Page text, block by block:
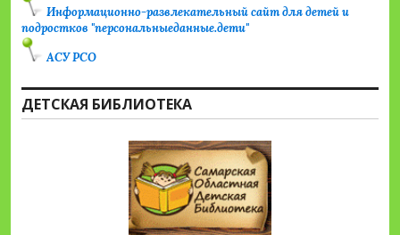
Информационно-развлекательный сайт для детей и
подростков "персональныеданные.дети"
АСУ РСО
ДЕТСКАЯ БИБЛИОТЕКА